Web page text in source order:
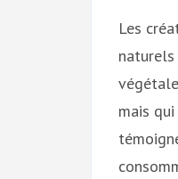
Les
naturels
mais